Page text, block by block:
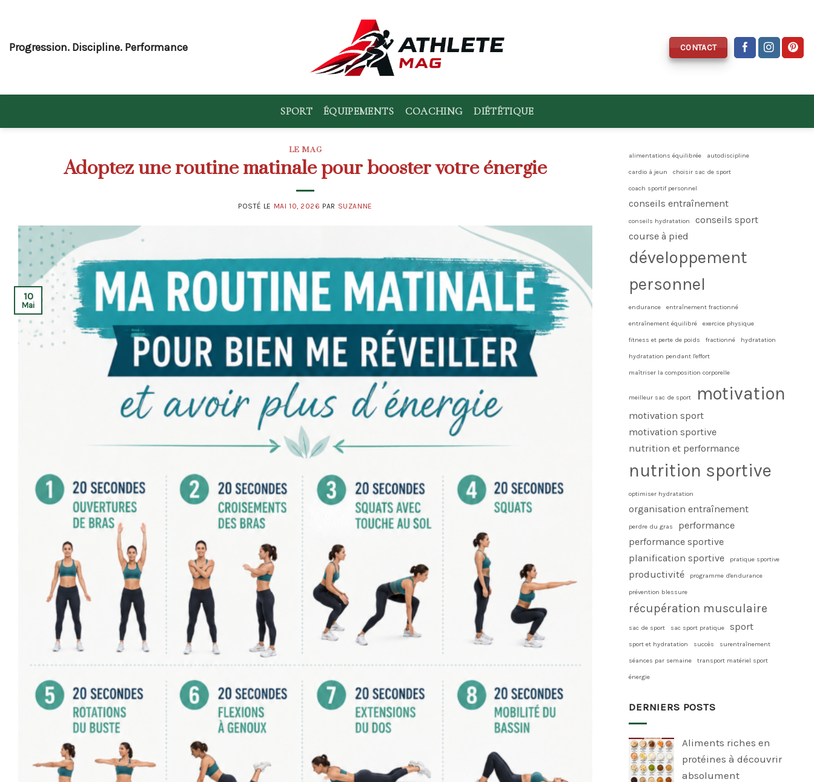
content
Progression. Discipline. Performance CONTACT
SPORT ÉQUIPEMENTS COACHING DIÉTÉTIQUE
LE MAG
Adoptez une routine matinale pour booster votre énergie
POSTÉ LE MAI 10, 2026 PAR SUZANNE
10
Mai
alimentations équilibrée autodiscipline
cardio à jeun choisir sac de sport
coach sportif personnel
conseils entraînement
conseils hydratation
conseils sport
course à pied
développement
personnel
endurance entraînement fractionné
entraînement équilibré exercice physique
fitness et perte de poids fractionné hydratation
hydratation pendant l'effort
maîtriser la composition corporelle
meilleur sac de sport motivation
motivation sport
motivation sportive
nutrition et performance
nutrition sportive
optimiser hydratation
organisation entraînement
perdre du gras
performance
performance sportive
planification sportive
pratique sportive
productivité programme d'endurance
prévention blessure
récupération musculaire
sac de sport sac sport pratique sport
sport et hydratation succès surentraînement
séances par semaine transport matériel sport
énergie
DERNIERS POSTS
Aliments riches en
protéines à découvrir
absolument